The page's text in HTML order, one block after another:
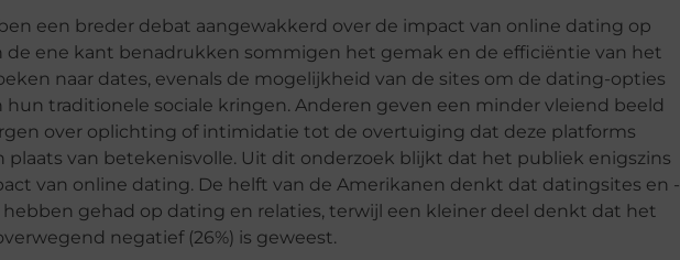
een breder debat aangewakkerd over de impact van online dating op
de ene kant benadrukken sommigen het gemak en de efficiëntie van het
naar dates, evenals de mogelijkheid van de sites om de dating-opties
traditionele sociale kringen. Anderen geven een minder vleiend beeld
over oplichting of intimidatie tot de overtuiging dat deze platforms
plaats van betekenisvolle. Uit dit onderzoek blijkt dat het publiek enigszins
van online dating. De helft van de Amerikanen denkt dat datingsites en -
gehad op dating en relaties, terwijl een kleiner deel denkt dat het
negatief (26%) is geweest.